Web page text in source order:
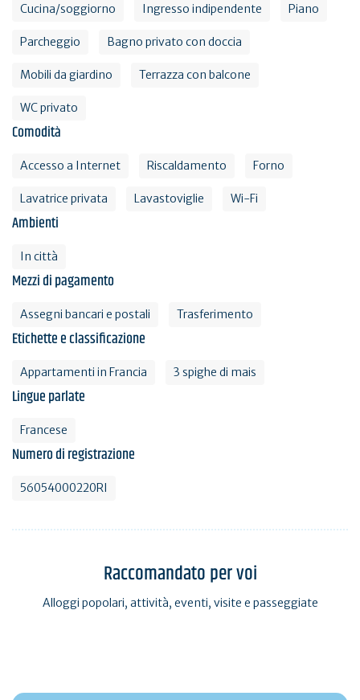
Cucina/soggiorno Ingresso indipendente Piano
Parcheggio Bagno privato con doccia
Mobili da giardino Terrazza con balcone
WC privato
Comodità
Accesso a Internet Riscaldamento Forno
Lavatrice privata Lavastoviglie Wi-Fi
Ambienti
In città
Mezzi di pagamento
Assegni bancari e postali Trasferimento
Etichette e classificazione
Appartamenti in Francia 3 spighe di mais
Lingue parlate
Francese
Numero di registrazione
56054000220RI
Raccomandato per voi
Alloggi popolari, attività, eventi, visite e passeggiate